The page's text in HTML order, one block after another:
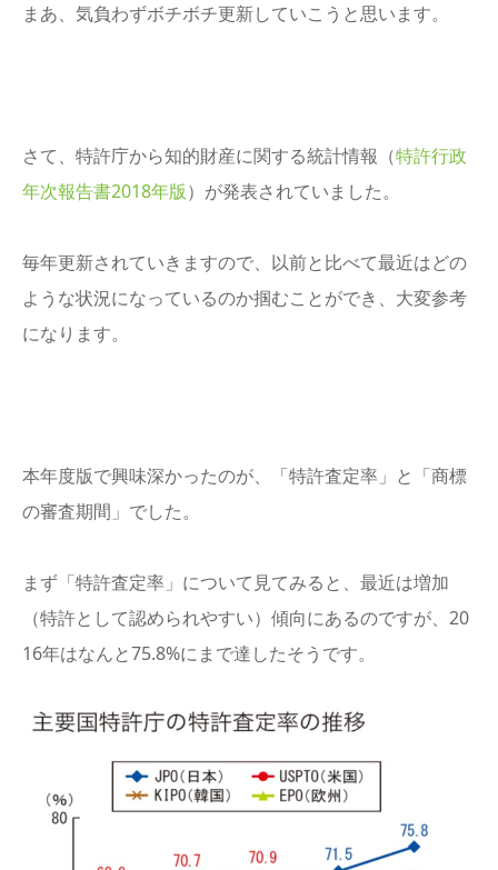
まあ、気負わずボチボチ更新していこうと思います。
さて、特許庁から知的財産に関する統計情報（特許行政
年次報告書2018年版）が発表されていました。
毎年更新されていきますので、以前と比べて最近はどの
ような状況になっているのか掴むことができ、大変参考
になります。
本年度版で興味深かったのが、「特許査定率」と「商標
の審査期間」でした。
まず「特許査定率」について見てみると、最近は増加
（特許として認められやすい）傾向にあるのですが、20
16年はなんと75.8%にまで達したそうです。